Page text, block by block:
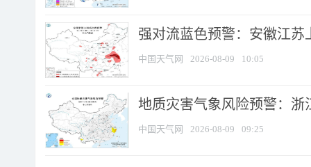
强对流蓝色预警：安徽江苏
中国天气网 2026-08-09 10:05
地质灾害气象风险预警：浙
中国天气网 2026-08-09 09:25